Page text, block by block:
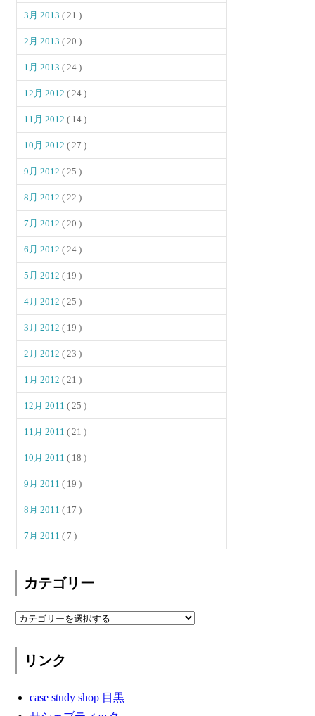
3月 2013( 21 )
2月 2013( 20 )
1月 2013( 24 )
12月 2012( 24 )
11月 2012( 14 )
10月 2012( 27 )
9月 2012( 25 )
8月 2012( 22 )
7月 2012( 20 )
6月 2012( 24 )
5月 2012( 19 )
4月 2012( 25 )
3月 2012( 19 )
2月 2012( 23 )
1月 2012( 21 )
12月 2011( 25 )
11月 2011( 21 )
10月 2011( 18 )
9月 2011( 19 )
8月 2011( 17 )
7月 2011( 7 )
カテゴリー
リンク
case study shop 目黒